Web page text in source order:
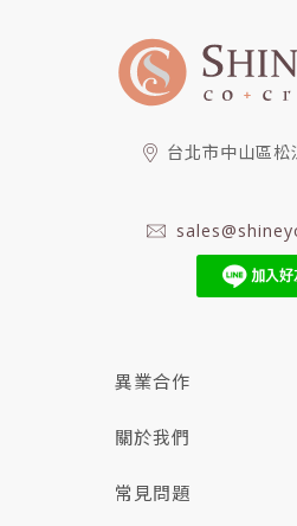
台北市中山區
異業合作
關於我們
常見問題